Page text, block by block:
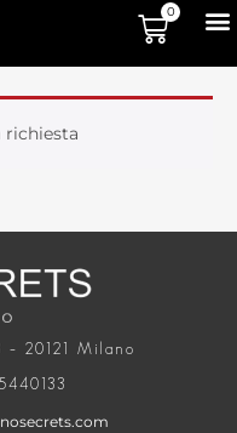
0
richiesta
20121 Milano